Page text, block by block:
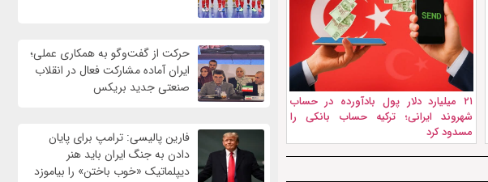
۲۱ میلیارد دلار پول بادآورده در حساب
شهروند ایرانی؛ ترکیه حساب بانکی را
مسدود کرد
حرکت از گفت‌وگو به همکاری عملی؛
ایران آماده مشارکت فعال در انقلاب
صنعتی جدید بریکس
فارین پالیسی: ترامپ برای پایان
دادن به جنگ ایران باید هنر
دیپلماتیک «خوب باختن» را بیاموزد